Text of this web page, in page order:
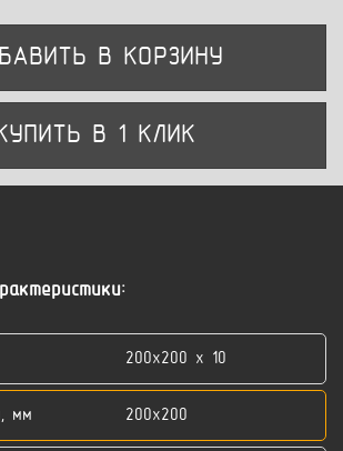
В КОРЗИНУ
В 1 КЛИК
200x200 x 10
мм 200x200